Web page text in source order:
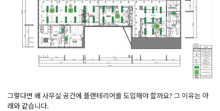
그렇다면 왜 사무실 공간에 플랜테리어를 도입해야 할까요? 그 이유는 아
래와 같습니다.